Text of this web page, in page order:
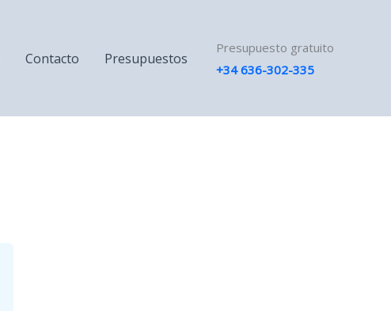
Contacto Presupuestos
Presupuesto gratuito
+34 636-302-335